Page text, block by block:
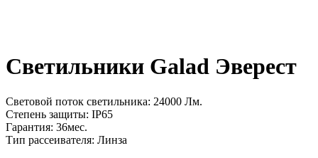
Светильники Galad Эверест
Световой поток светильника: 24000 Лм.
Степень защиты: IP65
Гарантия: 36мес.
Тип рассеивателя: Линза